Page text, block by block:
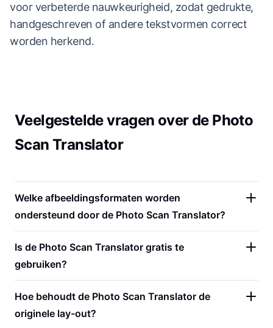
voor verbeterde nauwkeurigheid, zodat gedrukte,
handgeschreven of andere tekstvormen correct
worden herkend.
Veelgestelde vragen over de Photo
Scan Translator
Welke afbeeldingsformaten worden
ondersteund door de Photo Scan Translator?
Is de Photo Scan Translator gratis te
gebruiken?
Hoe behoudt de Photo Scan Translator de
originele lay-out?